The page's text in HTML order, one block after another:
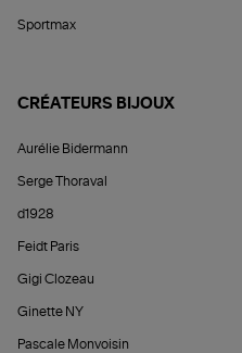
Sportmax
CRÉATEURS BIJOUX
Aurélie Bidermann
Serge Thoraval
d1928
Feidt Paris
Gigi Clozeau
Ginette NY
Pascale Monvoisin